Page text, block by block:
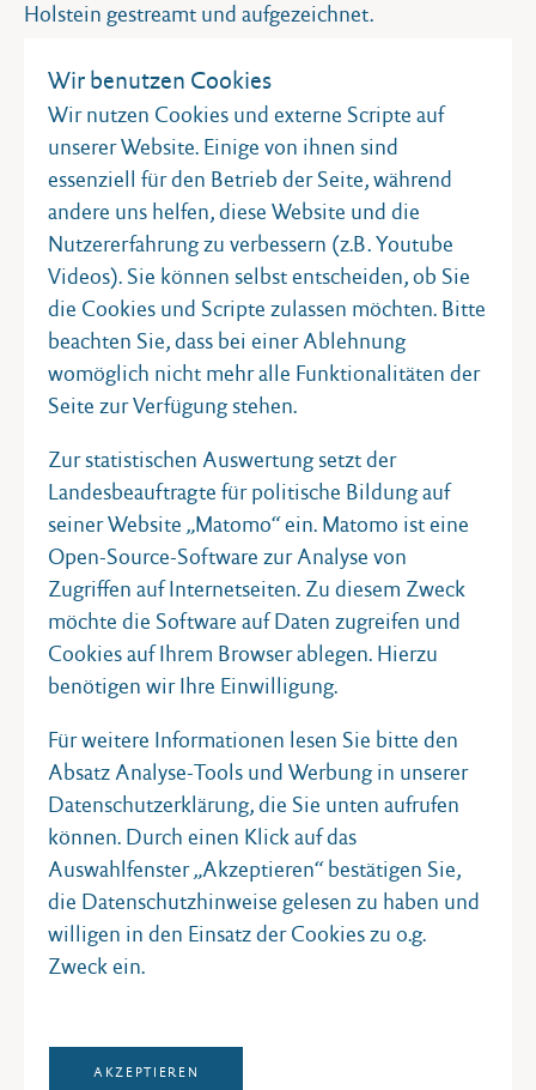
Holstein gestreamt und aufgezeichnet.
Zur Veranstaltung „80 Jahre nach dem Ende des 2.
Weltkriegs: Die Bedeutung des 8. Mai in Geschichte
und Gegenwart“ am
Donnerstag, 8. Mai von 19.00 Uhr bis 20.45 Uhr
im Ratssaal des Rathauses der Stadt Kiel, Fleethörn 9,
24103 Kiel
sind Vertreterinnen und Vertreter der Medien herzlich
eingeladen. Um eine Anmeldung bis zum 6. Mai bei
Freya Elvert unter
freya.elvert@landtag.ltsh.de
Nach der Veranstaltung stehen die Vortragenden und
der Landesbeauftragte für politi-sche Bildung vor Ort
für Gespräche zur Verfügung.
Für Rückfragen steht Ihnen
Frau Freya Elvert, Referentin beim
988 1640 oder freya.elvert@landtag.ltsh.de
zur Verfügung.
Petersen, Stellvertreter des
Wir benutzen Cookies
Wir nutzen Cookies und externe Scripte auf
unserer Website. Einige von ihnen sind
essenziell für den Betrieb der Seite, während
andere uns helfen, diese Website und die
Nutzererfahrung zu verbessern (z.B. Youtube
Videos). Sie können selbst entscheiden, ob Sie
die Cookies und Scripte zulassen möchten. Bitte
beachten Sie, dass bei einer Ablehnung
womöglich nicht mehr alle Funktionalitäten der
Seite zur Verfügung stehen.
Zur statistischen Auswertung setzt der
Landesbeauftragte für politische Bildung auf
seiner Website „Matomo“ ein. Matomo ist eine
Open-Source-Software zur Analyse von
Zugriffen auf Internetseiten. Zu diesem Zweck
möchte die Software auf Daten zugreifen und
Cookies auf Ihrem Browser ablegen. Hierzu
benötigen wir Ihre Einwilligung.
Für weitere Informationen lesen Sie bitte den
Absatz Analyse-Tools und Werbung in unserer
Datenschutzerklärung, die Sie unten aufrufen
können. Durch einen Klick auf das
Auswahlfenster „Akzeptieren“ bestätigen Sie,
die Datenschutzhinweise gelesen zu haben und
willigen in den Einsatz der Cookies zu o.g.
Zweck ein.
AKZEPTIEREN